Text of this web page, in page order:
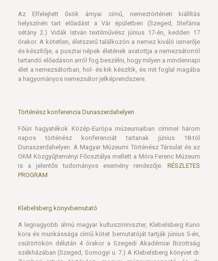
Az Elfelejtett ősök árnyai című, nemeztörténeti kiállítás
helyszínén tart előadást a Vár épületben (Szeged, Stefánia
sétány 2.) Vidák István textilművész június 17-én, kedden 17
órakor. A kötetlen, életszerű találkozón a nemez kiváló ismerője
és készítője, a pusztai népek életének avatottja a nemezsátorról
tartandó előadáson arról fog beszélni, hogy milyen a mindennapi
élet a nemezsátorban, hol- és kik készítik, és mit foglal magába
a hagyományos nemezsátor jelképrendszere.
Történész konferencia Dunaszerdahelyen
Főúri hagyatékok Közép-Európa múzeumaiban címmel három
napos történész konferenciát tartanak június 18-tól
Dunaszerdahelyen. A Magyar Múzeumi Történész Társulat és az
OKM Közgyűjteményi Főosztálya mellett a Móra Ferenc Múzeum
is a jelentős tudományos esemény rendezője.RÉSZLETES
PROGRAM
Klebelsberg könyvbemutató
A legnagyobb álmú magyar kultuszminiszter, Klebelsberg Kuno
kora és munkássága című kötet bemutatóját tartják június 5-én,
csütörtökön délután 4 órakor a Szegedi Akadémiai Bizottság
székházában (Szeged, Somogyi u. 7.) A Klebelsberg könyvet dr.